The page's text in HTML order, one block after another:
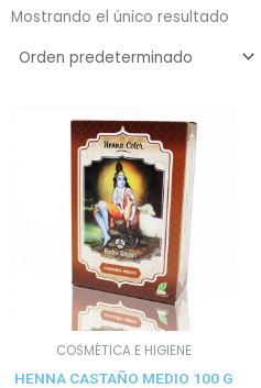
Mostrando el único resultado
COSMÉTICA E HIGIENE
HENNA CASTAÑO MEDIO 100 G